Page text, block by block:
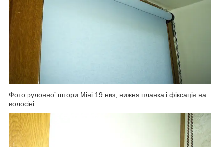
Фото рулонної штори Міні 19 низ, нижня планка і фіксація на
волосіні: